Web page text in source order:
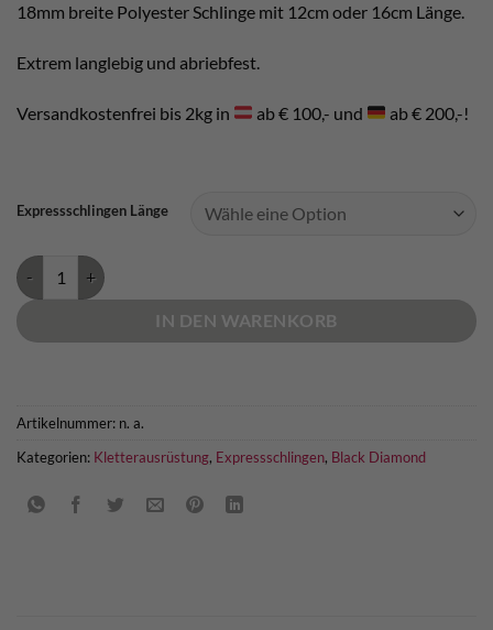
18mm breite Polyester Schlinge mit 12cm oder 16cm Länge.
Extrem langlebig und abriebfest.
Versandkostenfrei bis 2kg in ab € 100,- und ab € 200,-!
Expressschlingen Länge
Black Diamond Standard Dogbone 6-Pack Menge
IN DEN WARENKORB
Artikelnummer: n. a.
Kategorien: Kletterausrüstung, Expressschlingen, Black Diamond